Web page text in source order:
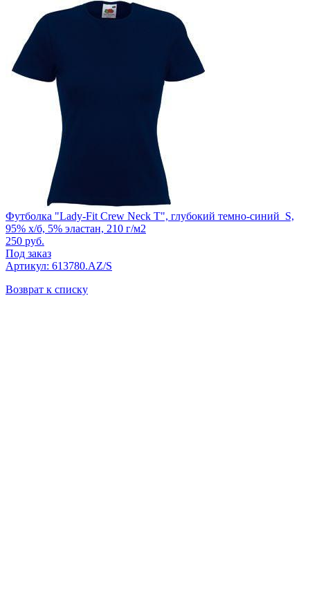
Футболка "Lady-Fit Crew Neck T", глубокий темно-синий_S,
95% х/б, 5% эластан, 210 г/м2
250 руб.
Под заказ
Артикул: 613780.AZ/S
Возврат к списку